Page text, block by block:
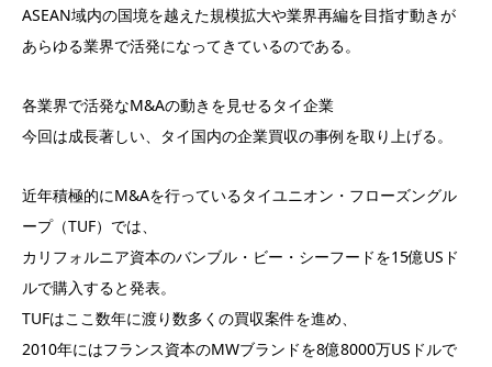
ASEAN域内の国境を越えた規模拡大や業界再編を目指す動きが
あらゆる業界で活発になってきているのである。
各業界で活発なM&Aの動きを見せるタイ企業
今回は成長著しい、タイ国内の企業買収の事例を取り上げる。
近年積極的にM&Aを行っているタイユニオン・フローズングル
ープ（TUF）では、
カリフォルニア資本のバンブル・ビー・シーフードを15億USド
ルで購入すると発表。
TUFはここ数年に渡り数多くの買収案件を進め、
2010年にはフランス資本のMWブランドを8億8000万USドルで